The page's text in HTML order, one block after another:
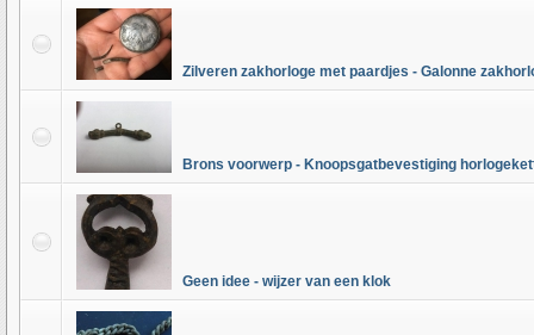
Zilveren zakhorloge met paardjes - Galonne
Brons voorwerp - Knoopsgatbevestiging
Geen idee - wijzer van een klok